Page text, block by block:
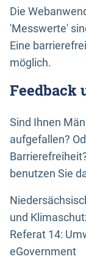
Die
'Messwerte'
Eine
möglich.
Feedback
Sind Ihnen
aufgefallen?
benutzen Sie
und
Referat 14:
eGovernment